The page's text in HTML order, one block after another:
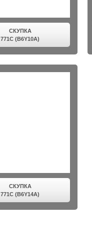
СКУПКА
771C (B6Y10A)
СКУПКА
771C (B6Y14A)